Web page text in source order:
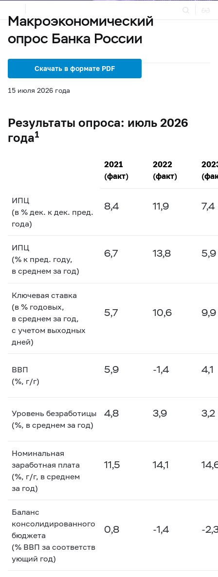
Статистика Денежно-кредитная политика
Макроэкономический
опрос Банка России
Скачать в формате PDF
15 июля 2026 года
Результаты опроса: июль 2026
года1
2021
(факт)
2022
(факт)
ИПЦ
(в % дек. к дек. пред.
года)
8,4 11,9 7,4
ИПЦ
(% к пред. году,
в среднем за год)
6,7 13,8 5,9
Ключевая ставка
(в % годовых,
в среднем за год,
с учетом выходных
дней)
5,7 10,6 9,9
ВВП
(%, г/г)
5,9 -1,4 4,1
Уровень безработицы
(%, в среднем за год)
4,8 3,9 3,2
Номинальная
заработная плата
(%, г/г, в среднем
за год)
11,5 14,1
Баланс
консолидированного
бюджета
(% ВВП за соответств
ующий год)
0,8 -1,4 -